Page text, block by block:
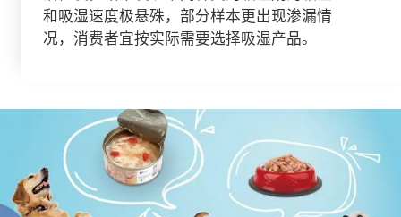
和吸湿速度极悬殊，部分样本更出现渗漏情
况，消费者宜按实际需要选择吸湿产品。